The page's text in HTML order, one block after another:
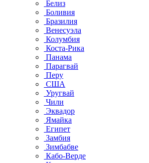
Белиз
Боливия
Бразилия
Венесуэла
Колумбия
Коста-Рика
Панама
Парагвай
Перу
США
Уругвай
Чили
Эквадор
Ямайка
Египет
Замбия
Зимбабве
Кабо-Верде